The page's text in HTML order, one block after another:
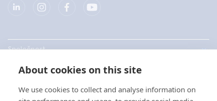
About cookies on this site
We use cookies to collect and analyse information on
Společnost
Produkty
Rychlé odkazy